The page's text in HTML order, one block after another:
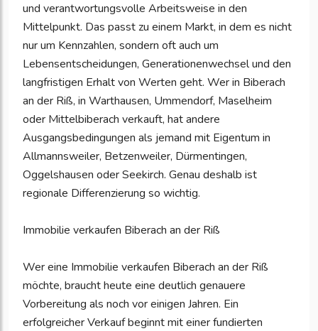
und verantwortungsvolle Arbeitsweise in den
Mittelpunkt. Das passt zu einem Markt, in dem es nicht
nur um Kennzahlen, sondern oft auch um
Lebensentscheidungen, Generationenwechsel und den
langfristigen Erhalt von Werten geht. Wer in Biberach
an der Riß, in Warthausen, Ummendorf, Maselheim
oder Mittelbiberach verkauft, hat andere
Ausgangsbedingungen als jemand mit Eigentum in
Allmannsweiler, Betzenweiler, Dürmentingen,
Oggelshausen oder Seekirch. Genau deshalb ist
regionale Differenzierung so wichtig.
Immobilie verkaufen Biberach an der Riß
Wer eine Immobilie verkaufen Biberach an der Riß
möchte, braucht heute eine deutlich genauere
Vorbereitung als noch vor einigen Jahren. Ein
erfolgreicher Verkauf beginnt mit einer fundierten